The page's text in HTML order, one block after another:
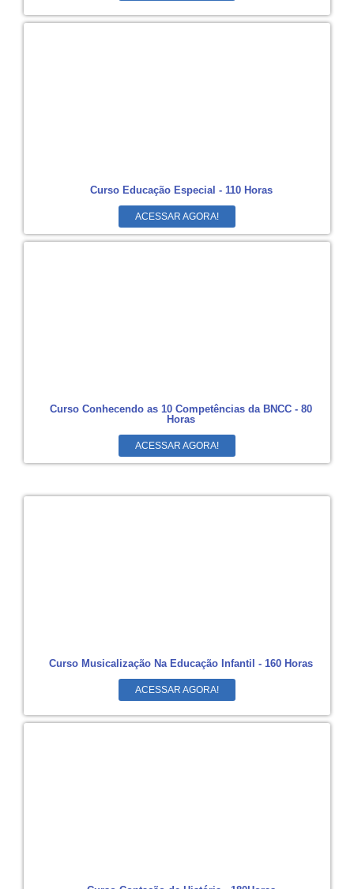
Curso Educação Especial - 110 Horas
ACESSAR AGORA!
Curso Conhecendo as 10 Competências da BNCC - 80
Horas
ACESSAR AGORA!
Curso Musicalização Na Educação Infantil - 160 Horas
ACESSAR AGORA!